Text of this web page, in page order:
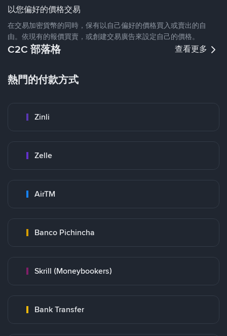
以您偏好的價格交易
在交易加密貨幣的同時，保有以自己偏好的價格買入或賣出的自
由。依現有的報價買賣，或創建交易廣告來設定自己的價格。
C2C 部落格 查看更多
熱門的付款方式
Zinli
Zelle
AirTM
Banco Pichincha
Skrill (Moneybookers)
Bank Transfer